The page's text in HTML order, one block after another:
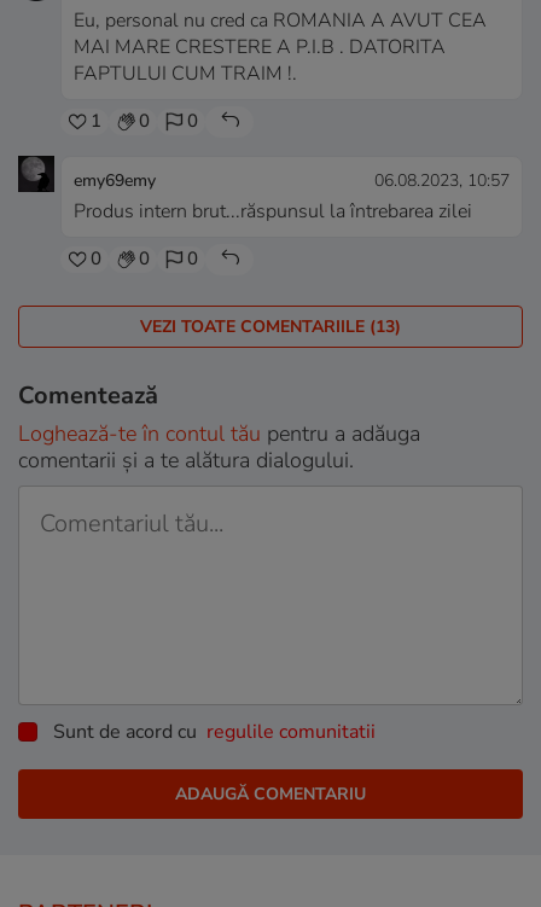
Eu, personal nu cred ca ROMANIA A AVUT CEA
MAI MARE CRESTERE A P.I.B . DATORITA
FAPTULUI CUM TRAIM !.
1 0 0
emy69emy 06.08.2023, 10:57
Produs intern brut...răspunsul la întrebarea zilei
0 0 0
VEZI TOATE COMENTARIILE (13)
Comentează
Loghează-te în contul tău pentru a adăuga
comentarii și a te alătura dialogului.
Sunt de acord cu regulile comunitatii